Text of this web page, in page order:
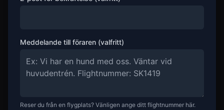
Meddelande till föraren (valfritt)
Reser du från en flygplats? Vänligen ange ditt flightnummer här.